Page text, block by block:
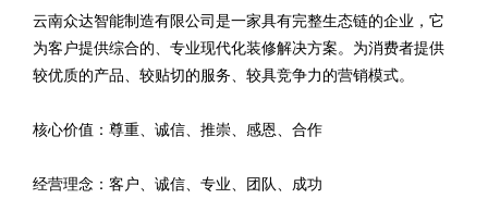
云南众达智能制造有限公司是一家具有完整生态链的企业，它
为客户提供综合的、专业现代化装修解决方案。为消费者提供
较优质的产品、较贴切的服务、较具竞争力的营销模式。
核心价值：尊重、诚信、推崇、感恩、合作
经营理念：客户、诚信、专业、团队、成功